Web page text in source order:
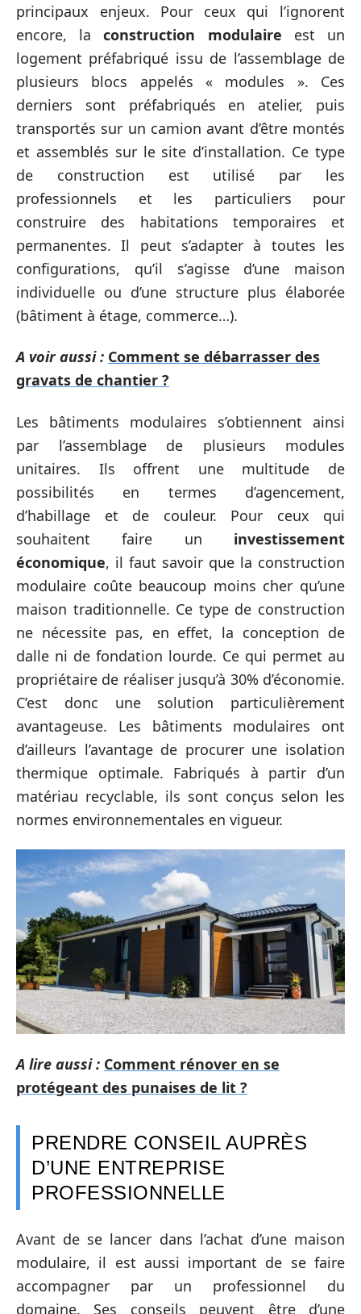
principaux enjeux. Pour ceux qui l’ignorent
encore, laconstruction modulaire est un
logement préfabriqué issu de l’assemblage de
plusieurs blocs appelés « modules ». Ces
derniers sont préfabriqués en atelier, puis
transportés sur un camion avant d’être montés
et assemblés sur le site d’installation. Ce type
de construction est utilisé par les
professionnels et les particuliers pour
construire des habitations temporaires et
permanentes. Il peut s’adapter à toutes les
configurations, qu’il s’agisse d’une maison
individuelle ou d’une structure plus élaborée
(bâtiment à étage, commerce…).
A voir aussi : Comment se débarrasser des
gravats de chantier ?
Les bâtiments modulaires s’obtiennent ainsi
par l’assemblage de plusieurs modules
unitaires. Ils offrent une multitude de
possibilités en termes d’agencement,
d’habillage et de couleur. Pour ceux qui
souhaitent faire un investissement
économique, il faut savoir que la construction
modulaire coûte beaucoup moins cher qu’une
maison traditionnelle. Ce type de construction
ne nécessite pas, en effet, la conception de
dalle ni de fondation lourde. Ce qui permet au
propriétaire de réaliser jusqu’à 30% d’économie.
C’est donc une solution particulièrement
avantageuse. Les bâtiments modulaires ont
d’ailleurs l’avantage de procurer une isolation
thermique optimale. Fabriqués à partir d’un
matériau recyclable, ils sont conçus selon les
normes environnementales en vigueur.
A lire aussi : Comment rénover en se
protégeant des punaises de lit ?
PRENDRE CONSEIL AUPRÈS
D’UNE ENTREPRISE
PROFESSIONNELLE
Avant de se lancer dans l’achat d’une maison
modulaire, il est aussi important de se faire
accompagner par un professionnel du
domaine. Ses conseils peuvent être d’une